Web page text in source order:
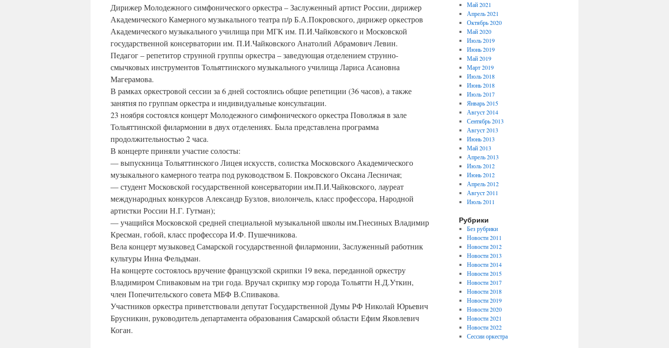
Дирижер Молодежного симфонического оркестра – Заслуженный артист России, дирижер
Академического Камерного музыкального театра п/р Б.А.Покровского, дирижер оркестров
Академического музыкального училища при МГК им. П.И.Чайковского и Московской
государственной консерватории им. П.И.Чайковского Анатолий Абрамович Левин.
Педагог – репетитор струнной группы оркестра – заведующая отделением струнно-
смычковых инструментов Тольяттинского музыкального училища Лариса Асановна
Магерамова.
В рамках оркестровой сессии за 6 дней состоялись общие репетиции (36 часов), а также
занятия по группам оркестра и индивидуальные консультации.
23 ноября состоялся концерт Молодежного симфонического оркестра Поволжья в зале
Тольяттинской филармонии в двух отделениях. Была представлена программа
продолжительностью 2 часа.
В концерте приняли участие солосты:
— выпускница Тольяттинского Лицея искусств, солистка Московского Академического
музыкального камерного театра под руководством Б. Покровского Оксана Лесничая;
— студент Московской государственной консерватории им.П.И.Чайковского, лауреат
международных конкурсов Александр Бузлов, виолончель, класс профессора, Народной
артистки России Н.Г. Гутман);
— учащийся Московской средней специальной музыкальной школы им.Гнесиных Владимир
Кресман, гобой, класс профессора И.Ф. Пушечникова.
Вела концерт музыковед Самарской государственной филармонии, Заслуженный работник
культуры Инна Фельдман.
На концерте состоялось вручение французской скрипки 19 века, переданной оркестру
Владимиром Спиваковым на три года. Вручал скрипку мэр города Тольятти Н.Д.Уткин,
член Попечительского совета МБФ В.Спивакова.
Участников оркестра приветствовали депутат Государственной Думы РФ Николай Юрьевич
Брусникин, руководитель департамента образования Самарской области Ефим Яковлевич
Коган.
Май 2021
Апрель 2021
Октябрь 2020
Май 2020
Июль 2019
Июнь 2019
Май 2019
Март 2019
Июль 2018
Июнь 2018
Июль 2017
Январь 2015
Август 2014
Сентябрь 2013
Август 2013
Июнь 2013
Май 2013
Апрель 2013
Июль 2012
Июнь 2012
Апрель 2012
Август 2011
Июль 2011
Рубрики
Без рубрики
Новости 2011
Новости 2012
Новости 2013
Новости 2014
Новости 2015
Новости 2017
Новости 2018
Новости 2019
Новости 2020
Новости 2021
Новости 2022
Сессии оркестра